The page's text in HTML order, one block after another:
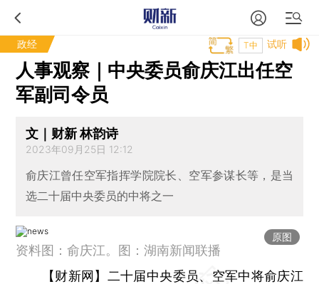
政经 试听
T中
人事观察｜中央委员俞庆江出任空
军副司令员
文｜财新 林韵诗
2023年09月25日 12:12
俞庆江曾任空军指挥学院院长、空军参谋长等，是当
选二十届中央委员的中将之一
原图
资料图：俞庆江。图：湖南新闻联播
【财新网】 二十届中央委员、空军中将俞庆江